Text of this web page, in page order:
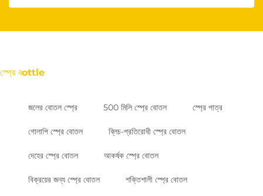
স্প্রে বottle
জলের বোতল স্প্রে 500 মিলি স্প্রে বোতল স্প্রে পাত্র
গোলাপি স্প্রে বোতল ব্লিচ-প্রতিরোধী স্প্রে বোতল
দেহের স্প্রে বোতল আকর্ষক স্প্রে বোতল
বিক্রয়ের জন্য স্প্রে বোতল শক্তিশালী স্প্রে বোতল